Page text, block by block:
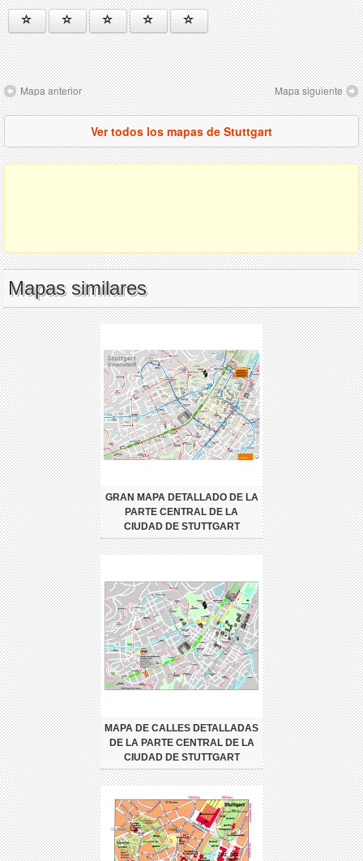
Mapa anterior Mapa siguiente
Ver todos los mapas de Stuttgart
Mapas similares
GRAN MAPA DETALLADO DE LA
PARTE CENTRAL DE LA
CIUDAD DE STUTTGART
MAPA DE CALLES DETALLADAS
DE LA PARTE CENTRAL DE LA
CIUDAD DE STUTTGART